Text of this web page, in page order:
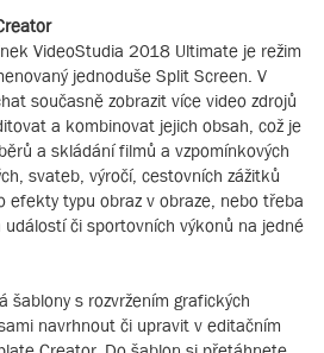
VideoStudia 2018 Ultimate je režim
jednoduše Split Screen. V
současně zobrazit více video zdrojů
a kombinovat jejich obsah, což je
a skládání filmů a vzpomínkových
svateb, výročí, cestovních zážitků
efekty typu obraz v obraze, nebo třeba
či sportovních výkonů na jedné
šablony s rozvržením grafických
navrhnout či upravit v editačním